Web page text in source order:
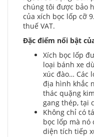
chúng tôi được bảo
của xích bọc lốp cỡ
thuế VAT.
Đặc điểm nổi bật
Xích bọc lốp
loại bánh xe
xúc đào… Các
địa hình khắc
thác quặng
gang thép, tại
Không chỉ có
bọc lốp mà nó
diện tích tiếp